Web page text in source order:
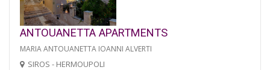
ANTOUANETTA APARTMENTS
MARIA ANTOUANETTA IOANNI ALVERTI
SIROS - HERMOUPOLI